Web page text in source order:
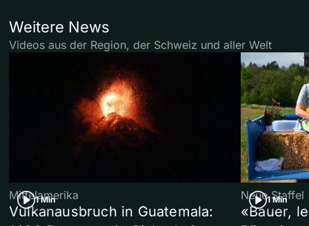
Weitere News
Videos aus der Region, der Schweiz und aller Welt
1 Min
Mittelamerika
Vulkanausbruch in Guatemala:
1 Min
Neue Staffel
«Bauer,